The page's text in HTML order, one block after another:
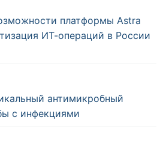
платформы Astra
ИТ-операций в России
антимикробный
с инфекциями